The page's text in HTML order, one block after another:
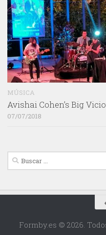
MÚSICA
Avishai Cohen’s Big
07/07/2018
Buscar:
Formby.es © 2026.